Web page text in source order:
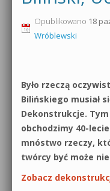
Produkcja muzyczna
Sound Forge od
Dubstep z
Kontakt 5
Pakiety
0dB.pl - informacje
Archiwum aktualności
Polityka prywatności
Regulamin
Działanie sklepu
Opublikowano 18
Wróblewski
Było rzeczą
Bilińskiego musiał
Dekonstrukcje.
obchodzimy 40-
mnóstwo rzeczy,
twórcy być może
Zobacz